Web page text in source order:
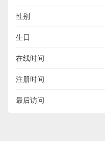
性别
生日
在线时间
注册时间
最后访问